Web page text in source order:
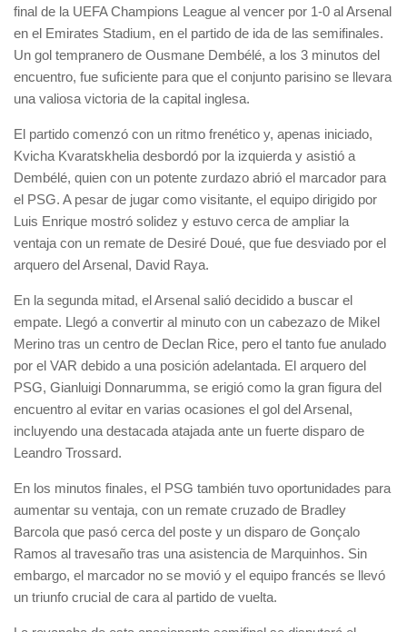
final de la UEFA Champions League al vencer por 1-0 al Arsenal
en el Emirates Stadium, en el partido de ida de las semifinales.
Un gol tempranero de Ousmane Dembélé, a los 3 minutos del
encuentro, fue suficiente para que el conjunto parisino se llevara
una valiosa victoria de la capital inglesa.
El partido comenzó con un ritmo frenético y, apenas iniciado,
Kvicha Kvaratskhelia desbordó por la izquierda y asistió a
Dembélé, quien con un potente zurdazo abrió el marcador para
el PSG. A pesar de jugar como visitante, el equipo dirigido por
Luis Enrique mostró solidez y estuvo cerca de ampliar la
ventaja con un remate de Desiré Doué, que fue desviado por el
arquero del Arsenal, David Raya.
En la segunda mitad, el Arsenal salió decidido a buscar el
empate. Llegó a convertir al minuto con un cabezazo de Mikel
Merino tras un centro de Declan Rice, pero el tanto fue anulado
por el VAR debido a una posición adelantada. El arquero del
PSG, Gianluigi Donnarumma, se erigió como la gran figura del
encuentro al evitar en varias ocasiones el gol del Arsenal,
incluyendo una destacada atajada ante un fuerte disparo de
Leandro Trossard.
En los minutos finales, el PSG también tuvo oportunidades para
aumentar su ventaja, con un remate cruzado de Bradley
Barcola que pasó cerca del poste y un disparo de Gonçalo
Ramos al travesaño tras una asistencia de Marquinhos. Sin
embargo, el marcador no se movió y el equipo francés se llevó
un triunfo crucial de cara al partido de vuelta.